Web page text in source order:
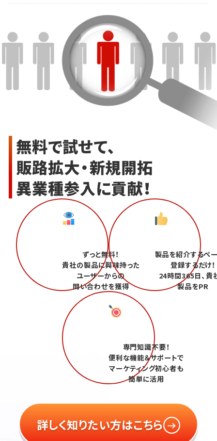
無料で試せて、
販路拡大・新規開拓
異業種参入に貢献！
ずっと無料！
貴社の製品に興味持った
ユーザーからの
問い合わせを獲得
製品を紹介するペ
登録するだけ！
24時間365日、貴
製品をPR
専門知識不要！
便利な機能＆サポートで
マーケティング初心者も
簡単に活用
詳しく知りたい方はこちら